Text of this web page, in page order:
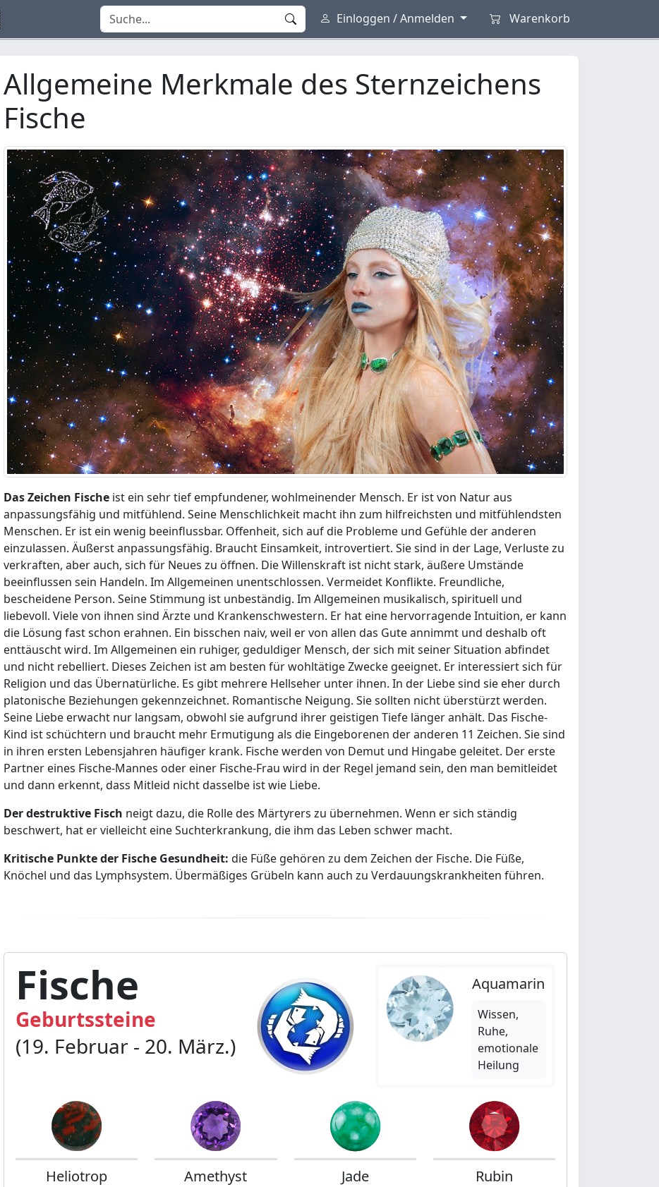
Einloggen / Anmelden Warenkorb
Allgemeine Merkmale des Sternzeichens
Fische
Das Zeichen Fische ist ein sehr tief empfundener, wohlmeinender Mensch. Er ist von Natur aus
anpassungsfähig und mitfühlend. Seine Menschlichkeit macht ihn zum hilfreichsten und mitfühlendsten
Menschen. Er ist ein wenig beeinflussbar. Offenheit, sich auf die Probleme und Gefühle der anderen
einzulassen. Äußerst anpassungsfähig. Braucht Einsamkeit, introvertiert. Sie sind in der Lage, Verluste zu
verkraften, aber auch, sich für Neues zu öffnen. Die Willenskraft ist nicht stark, äußere Umstände
beeinflussen sein Handeln. Im Allgemeinen unentschlossen. Vermeidet Konflikte. Freundliche,
bescheidene Person. Seine Stimmung ist unbeständig. Im Allgemeinen musikalisch, spirituell und
liebevoll. Viele von ihnen sind Ärzte und Krankenschwestern. Er hat eine hervorragende Intuition, er kann
die Lösung fast schon erahnen. Ein bisschen naiv, weil er von allen das Gute annimmt und deshalb oft
enttäuscht wird. Im Allgemeinen ein ruhiger, geduldiger Mensch, der sich mit seiner Situation abfindet
und nicht rebelliert. Dieses Zeichen ist am besten für wohltätige Zwecke geeignet. Er interessiert sich für
Religion und das Übernatürliche. Es gibt mehrere Hellseher unter ihnen. In der Liebe sind sie eher durch
platonische Beziehungen gekennzeichnet. Romantische Neigung. Sie sollten nicht überstürzt werden.
Seine Liebe erwacht nur langsam, obwohl sie aufgrund ihrer geistigen Tiefe länger anhält. Das Fische-
Kind ist schüchtern und braucht mehr Ermutigung als die Eingeborenen der anderen 11 Zeichen. Sie sind
in ihren ersten Lebensjahren häufiger krank. Fische werden von Demut und Hingabe geleitet. Der erste
Partner eines Fische-Mannes oder einer Fische-Frau wird in der Regel jemand sein, den man bemitleidet
und dann erkennt, dass Mitleid nicht dasselbe ist wie Liebe.
Der destruktive Fisch neigt dazu, die Rolle des Märtyrers zu übernehmen. Wenn er sich ständig
beschwert, hat er vielleicht eine Suchterkrankung, die ihm das Leben schwer macht.
Kritische Punkte der Fische Gesundheit: die Füße gehören zu dem Zeichen der Fische. Die Füße,
Knöchel und das Lymphsystem. Übermäßiges Grübeln kann auch zu Verdauungskrankheiten führen.
Fische
Geburtssteine
(19. Februar - 20. März.)
Aquamarin
Wissen,
Ruhe,
emotionale
Heilung
Heliotrop Amethyst Jade Rubin